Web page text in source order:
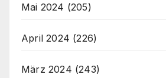
Mai 2024 (205)
April 2024 (226)
März 2024 (243)